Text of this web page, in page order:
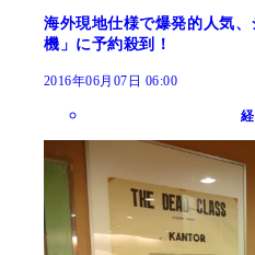
海外現地仕様で爆発的人気
機」に予約殺到！
2016年06月07日 06:00